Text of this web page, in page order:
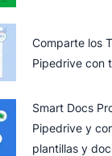
Comparte los
Pipedrive con
Smart Docs
Pipedrive y
plantillas y